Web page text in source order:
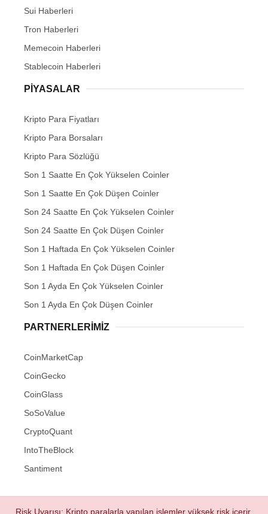
Sui Haberleri
Tron Haberleri
Memecoin Haberleri
Stablecoin Haberleri
PIYASALAR
Kripto Para Fiyatları
Kripto Para Borsaları
Kripto Para Sözlüğü
Son 1 Saatte En Çok Yükselen Coinler
Son 1 Saatte En Çok Düşen Coinler
Son 24 Saatte En Çok Yükselen Coinler
Son 24 Saatte En Çok Düşen Coinler
Son 1 Haftada En Çok Yükselen Coinler
Son 1 Haftada En Çok Düşen Coinler
Son 1 Ayda En Çok Yükselen Coinler
Son 1 Ayda En Çok Düşen Coinler
PARTNERLERIMIZ
CoinMarketCap
CoinGecko
CoinGlass
SoSoValue
CryptoQuant
IntoTheBlock
Santiment
Risk Uyarısı: Kripto paralarla yapılan işlemler yüksek risk içerir.